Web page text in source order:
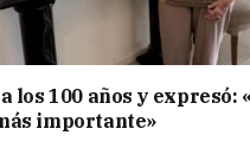
los 100 años y expresó:
importante»